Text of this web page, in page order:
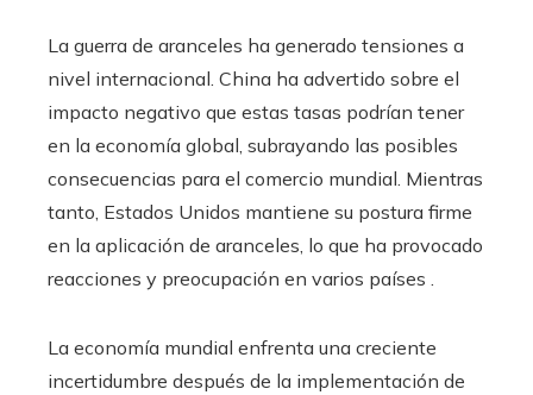
La guerra de aranceles ha generado tensiones a
nivel internacional. China ha advertido sobre el
impacto negativo que estas tasas podrían tener
en la economía global, subrayando las posibles
consecuencias para el comercio mundial. Mientras
tanto, Estados Unidos mantiene su postura firme
en la aplicación de aranceles, lo que ha provocado
reacciones y preocupación en varios países .​
La economía mundial enfrenta una creciente
incertidumbre después de la implementación de